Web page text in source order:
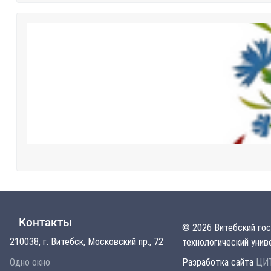
Контакты
210038, г. Витебск, Московский пр., 72
Одно окно
© 2026 Витебский
технологический
Разработка сайта